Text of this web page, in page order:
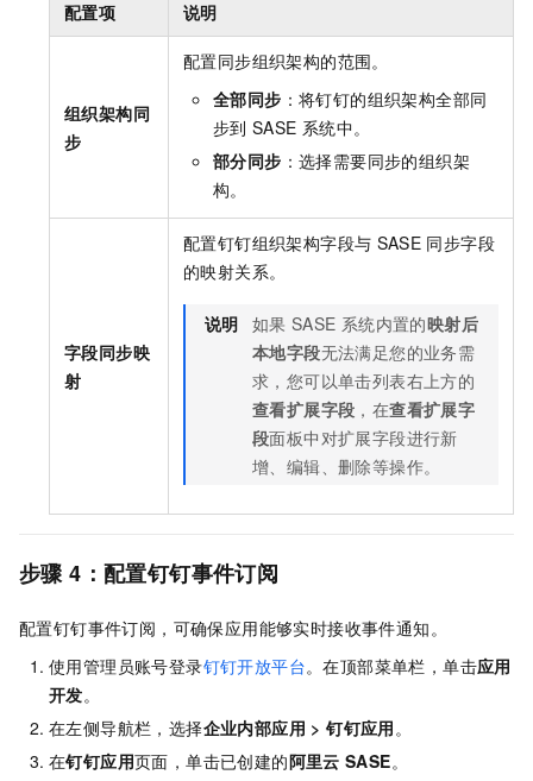
配置项 说明
组织架构同
步
配置同步组织架构的范围。
全部同步 ：将钉钉的组织架构全部同
步到 SASE 系统中。
部分同步 ：选择需要同步的组织架
构。
字段同步映
射
配置钉钉组织架构字段与 SASE 同步字段
的映射关系。
说明 如果 SASE 系统内置的映射后
本地字段无法满足您的业务需
求，您可以单击列表右上方的
查看扩展字段 ，在查看扩展字
段面板中对扩展字段进行新
增、编辑、删除等操作。
步骤 4：配置钉钉事件订阅
配置钉钉事件订阅，可确保应用能够实时接收事件通知。
使用管理员账号登录钉钉开放平台。在顶部菜单栏，单击应用
开发。
在左侧导航栏，选择企业内部应用 > 钉钉应用。
在钉钉应用页面，单击已创建的阿里云 SASE。